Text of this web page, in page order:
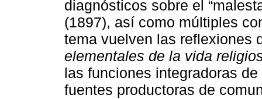
diagnósticos sobre el
(1897), así como múltiples
tema vuelven las reflexiones
elementales de la vida
las funciones integradoras
fuentes productoras de